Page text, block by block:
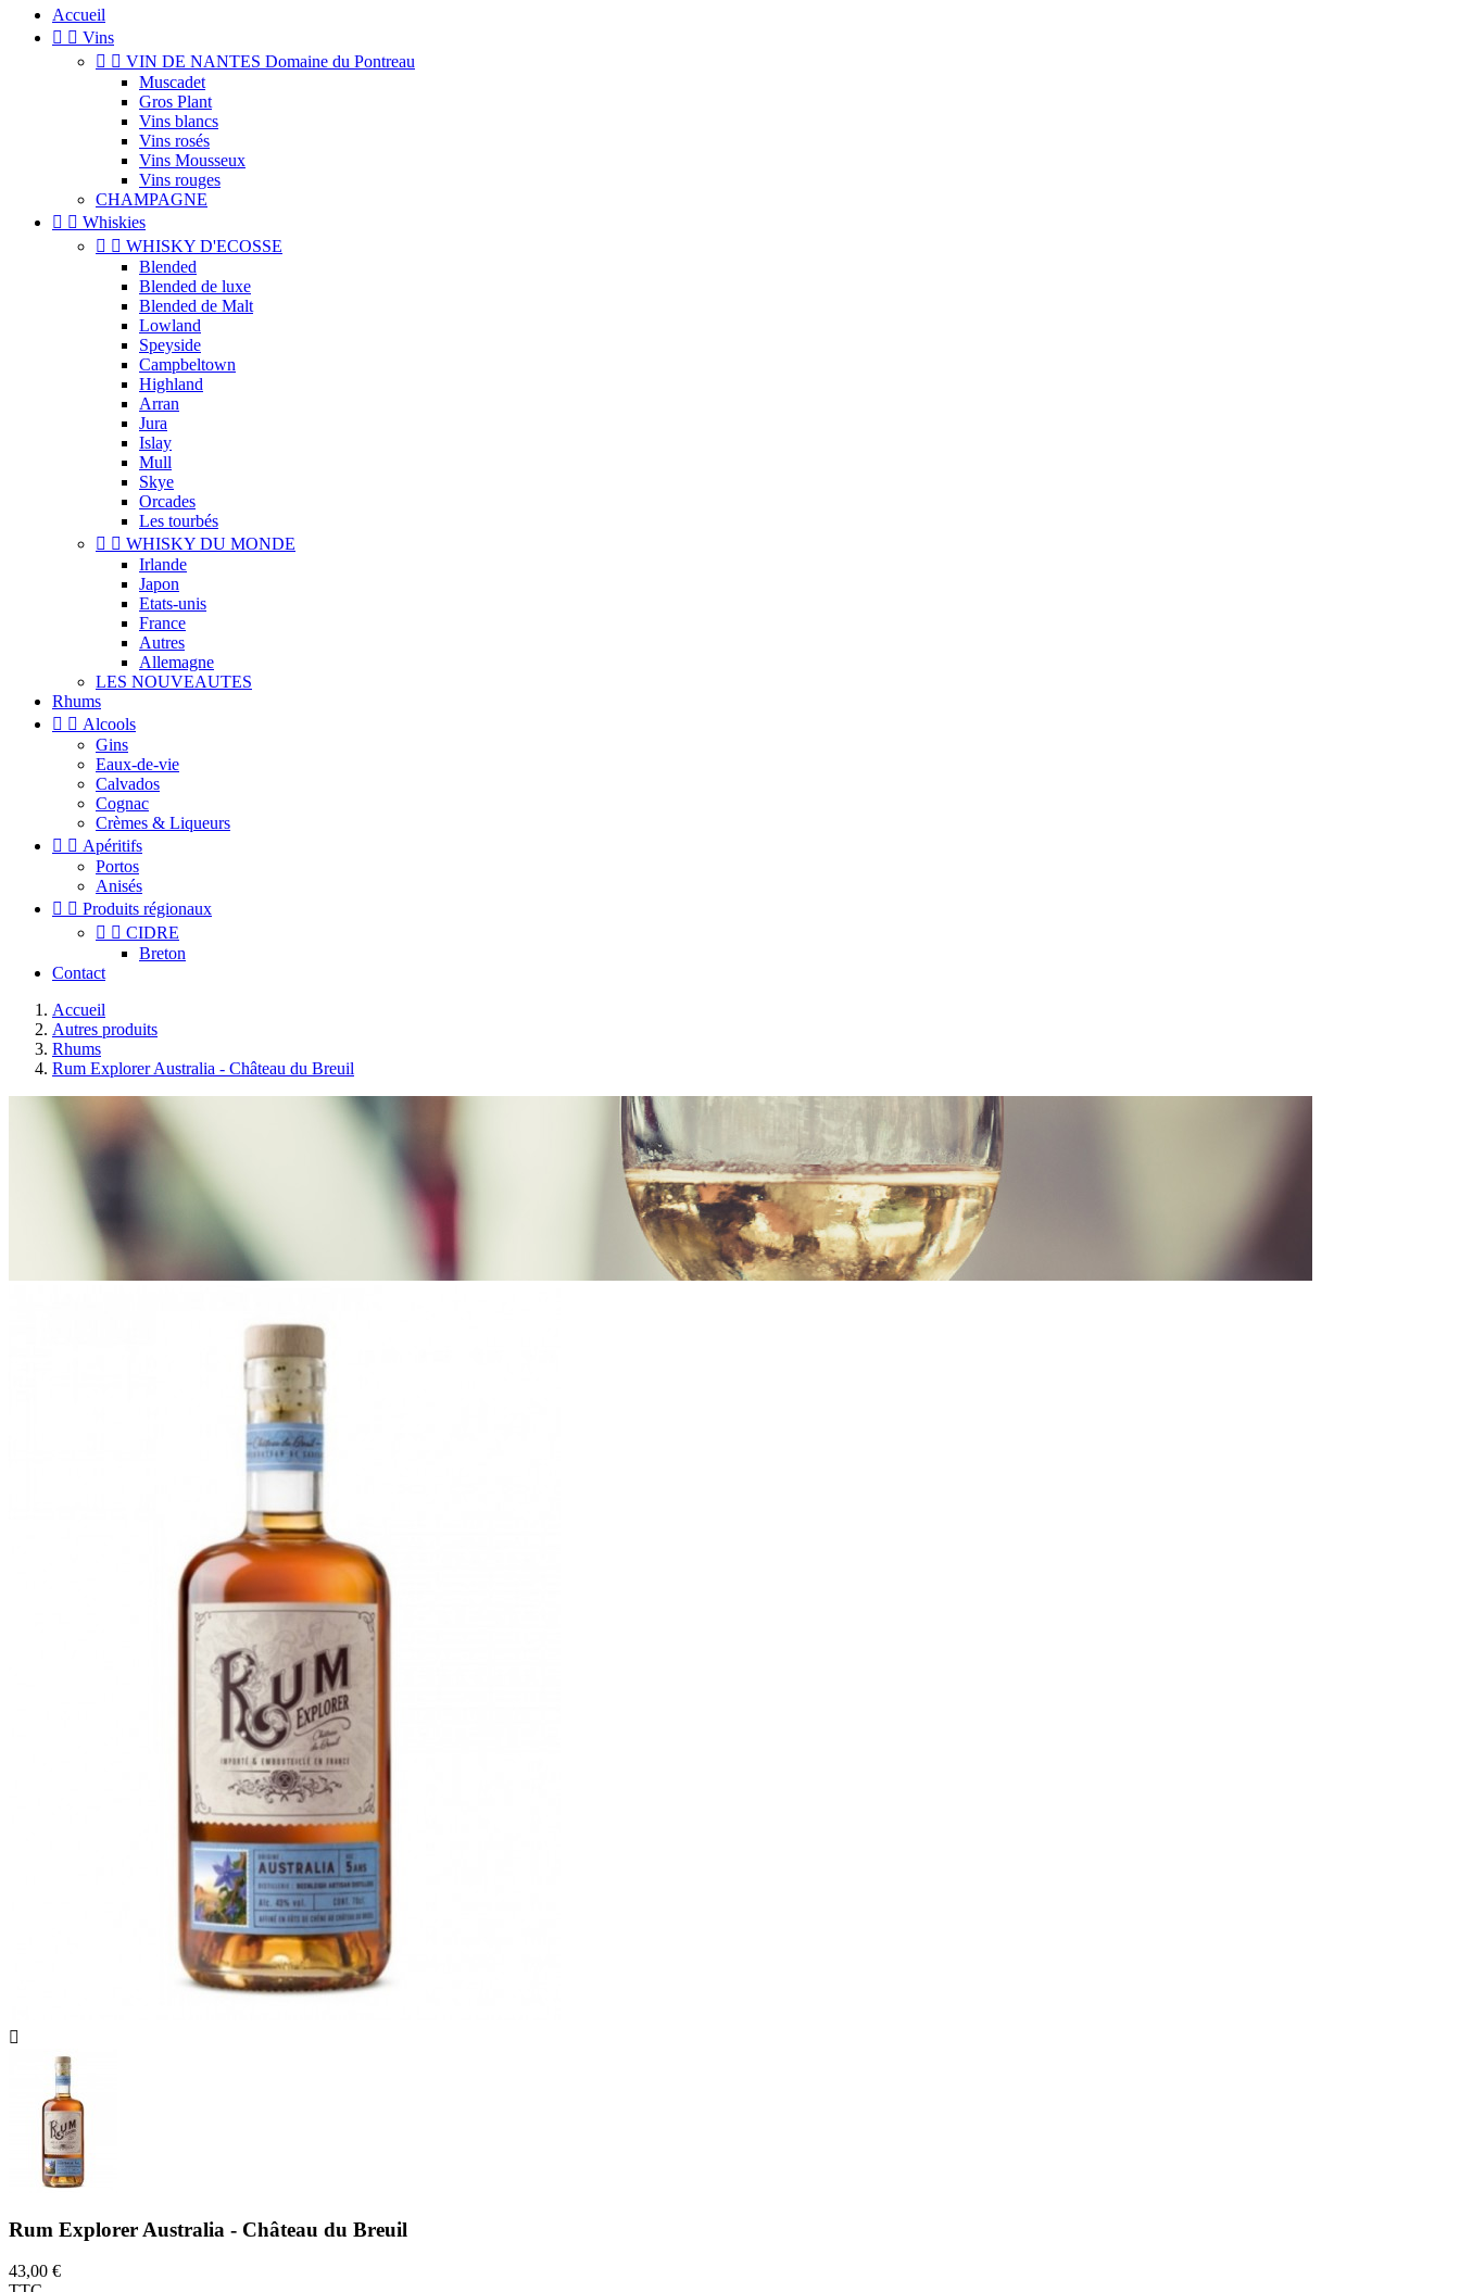
Accueil
  Vins
  VIN DE NANTES Domaine du Pontreau
Muscadet
Gros Plant
Vins blancs
Vins rosés
Vins Mousseux
Vins rouges
CHAMPAGNE
  Whiskies
  WHISKY D'ECOSSE
Blended
Blended de luxe
Blended de Malt
Lowland
Speyside
Campbeltown
Highland
Arran
Jura
Islay
Mull
Skye
Orcades
Les tourbés
  WHISKY DU MONDE
Irlande
Japon
Etats-unis
France
Autres
Allemagne
LES NOUVEAUTES
Rhums
  Alcools
Gins
Eaux-de-vie
Calvados
Cognac
Crèmes & Liqueurs
  Apéritifs
Portos
Anisés
  Produits régionaux
  CIDRE
Breton
Contact
Accueil
Autres produits
Rhums
Rum Explorer Australia - Château du Breuil

Rum Explorer Australia - Château du Breuil
43,00 €